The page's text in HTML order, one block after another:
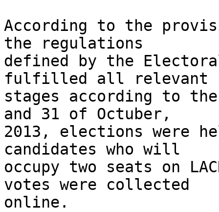
According to the
the regulations
defined by the
fulfilled all relevant
stages according to
and 31 of Octuber,
2013, elections were
candidates who will
occupy two seats on
votes were collected
online.